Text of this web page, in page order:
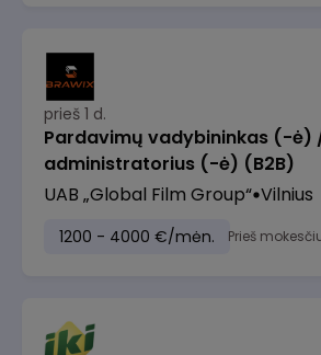
prieš 1 d.
Pardavimų vadybininkas (-ė)
administratorius (-ė) (B2B)
UAB „Global Film Group“ Vilnius
1200 - 4000 €/mėn. Prieš